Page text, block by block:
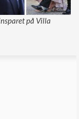
på Villa